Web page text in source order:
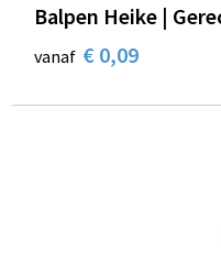
Balpen Heike |
vanaf € 0,09